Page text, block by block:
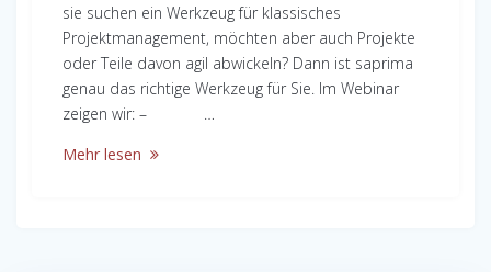
sie suchen ein Werkzeug für klassisches
Projektmanagement, möchten aber auch Projekte
oder Teile davon agil abwickeln? Dann ist saprima
genau das richtige Werkzeug für Sie. Im Webinar
zeigen wir: – …
Mehr lesen